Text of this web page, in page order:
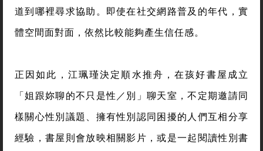
道到哪裡尋求協助。即使在社交網路普及的年代，實
體空間面對面，依然比較能夠產生信任感。
正因如此，江珮瑾決定順水推舟，在孩好書屋成立
「姐跟妳聊的不只是性／別」聊天室，不定期邀請同
樣關心性別議題、擁有性別認同困擾的人們互相分享
經驗，書屋則會放映相關影片，或是一起閱讀性別書